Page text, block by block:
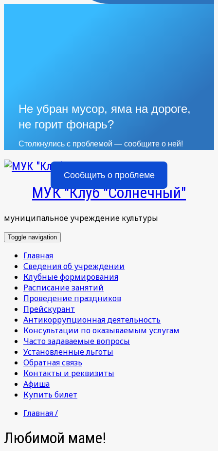
Не убран мусор, яма на дороге,
не горит фонарь?
Столкнулись с проблемой — сообщите о ней!
Сообщить о проблеме
МУК "Клуб "Солнечный"
муниципальное учреждение культуры
Toggle navigation
Главная
Сведения об учреждении
Клубные формирования
Расписание занятий
Проведение праздников
Прейскурант
Антикоррупционная деятельность
Консультации по оказываемым услугам
Часто задаваемые вопросы
Установленные льготы
Обратная связь
Контакты и реквизиты
Афиша
Купить билет
Главная /
Любимой маме!